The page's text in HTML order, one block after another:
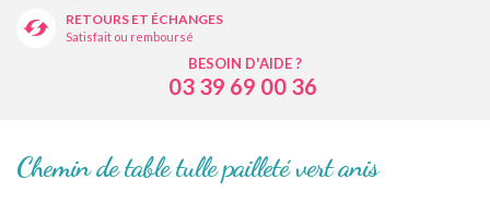
RETOURS ET ÉCHANGES
Satisfait ou remboursé
BESOIN D'AIDE ?
03 39 69 00 36
Chemin de table tulle pailleté vert anis